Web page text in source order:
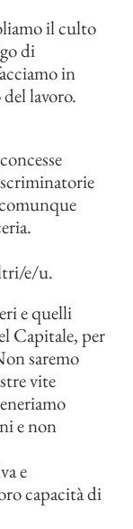
il culto
di
in
lavoro.
e/u.
e quelli
Capitale, per
saremo
vite
e non
e
capacità di